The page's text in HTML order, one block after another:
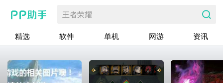
王者荣耀
精选 软件 单机 网游 资讯